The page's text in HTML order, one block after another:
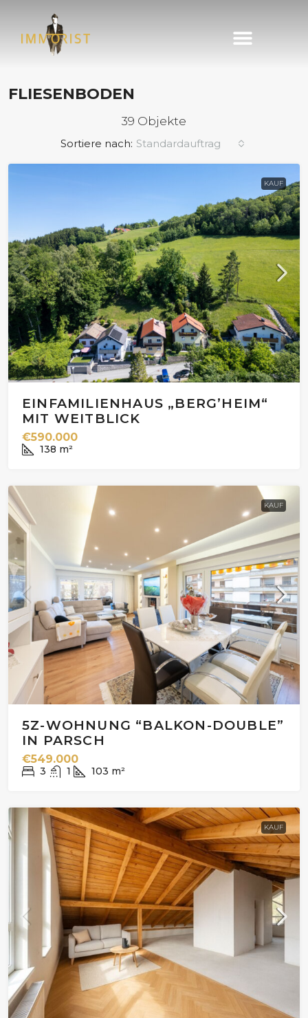
FLIESENBODEN
39 Objekte
Sortiere nach: Standardauftrag
KAUF
EINFAMILIENHAUS „BERG’HEIM“
MIT WEITBLICK
€590.000
138 m²
KAUF
5Z-WOHNUNG “BALKON-DOUBLE”
IN PARSCH
€549.000
3 1 103 m²
KAUF